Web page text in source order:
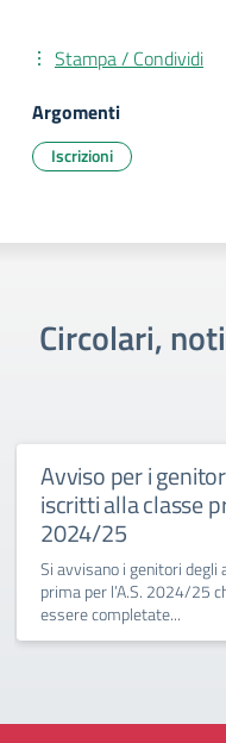
Stampa / Condividi
Argomenti
Iscrizioni
Circolari,
Avviso per i
iscritti alla classe
2024/25
Si avvisano i genitori
prima per l’A.S. 2024/25
essere completate...